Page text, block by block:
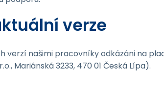
verze
verzí našimi pracovníky odkázáni na
Mariánská 3233, 470 01 Česká Lípa).